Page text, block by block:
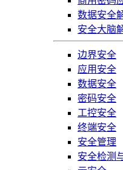
数据安全
安全大脑
边界安全
应用安全
数据安全
密码安全
工控安全
终端安全
安全管理
安全检测